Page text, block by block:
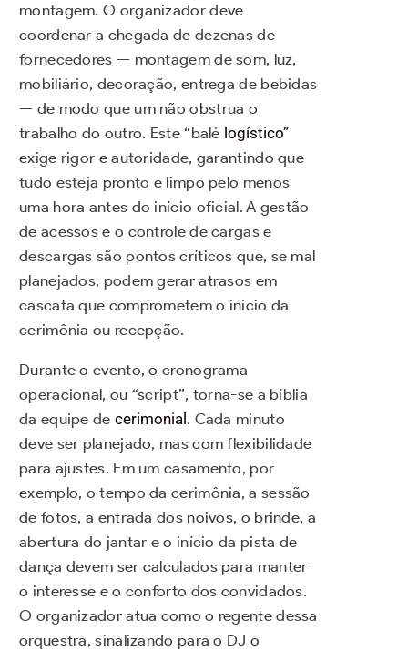
montagem. O organizador deve
coordenar a chegada de dezenas de
fornecedores — montagem de som, luz,
mobiliário, decoração, entrega de bebidas
— de modo que um não obstrua o
trabalho do outro. Este “balé logístico”
exige rigor e autoridade, garantindo que
tudo esteja pronto e limpo pelo menos
uma hora antes do início oficial. A gestão
de acessos e o controle de cargas e
descargas são pontos críticos que, se mal
planejados, podem gerar atrasos em
cascata que comprometem o início da
cerimônia ou recepção.
Durante o evento, o cronograma
operacional, ou “script”, torna-se a bíblia
da equipe de cerimonial . Cada minuto
deve ser planejado, mas com flexibilidade
para ajustes. Em um casamento, por
exemplo, o tempo da cerimônia, a sessão
de fotos, a entrada dos noivos, o brinde, a
abertura do jantar e o início da pista de
dança devem ser calculados para manter
o interesse e o conforto dos convidados.
O organizador atua como o regente dessa
orquestra, sinalizando para o DJ o